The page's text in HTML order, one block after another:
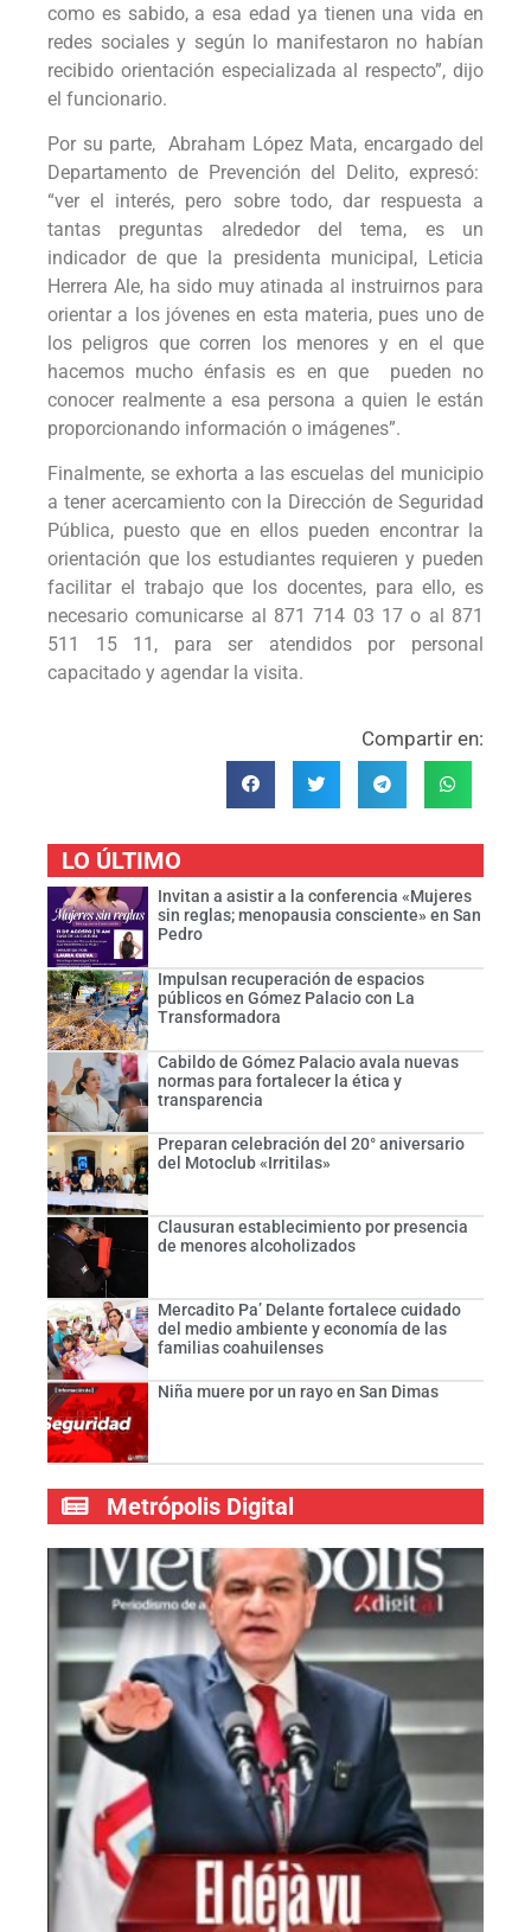
como es sabido, a esa edad ya tienen una vida en
redes sociales y según lo manifestaron no habían
recibido orientación especializada al respecto”, dijo
el funcionario.
Por su parte, Abraham López Mata, encargado del
Departamento de Prevención del Delito, expresó:
“ver el interés, pero sobre todo, dar respuesta a
tantas preguntas alrededor del tema, es un
indicador de que la presidenta municipal, Leticia
Herrera Ale, ha sido muy atinada al instruirnos para
orientar a los jóvenes en esta materia, pues uno de
los peligros que corren los menores y en el que
hacemos mucho énfasis es en que pueden no
conocer realmente a esa persona a quien le están
proporcionando información o imágenes”.
Finalmente, se exhorta a las escuelas del municipio
a tener acercamiento con la Dirección de Seguridad
Pública, puesto que en ellos pueden encontrar la
orientación que los estudiantes requieren y pueden
facilitar el trabajo que los docentes, para ello, es
necesario comunicarse al 871 714 03 17 o al 871
511 15 11, para ser atendidos por personal
capacitado y agendar la visita.
Compartir en:
LO ÚLTIMO
Invitan a asistir a la conferencia «Mujeres
sin reglas; menopausia consciente» en San
Pedro
Impulsan recuperación de espacios
públicos en Gómez Palacio con La
Transformadora
Cabildo de Gómez Palacio avala nuevas
normas para fortalecer la ética y
transparencia
Preparan celebración del 20° aniversario
del Motoclub «Irritilas»
Clausuran establecimiento por presencia
de menores alcoholizados
Mercadito Pa’ Delante fortalece cuidado
del medio ambiente y economía de las
familias coahuilenses
Niña muere por un rayo en San Dimas
Metrópolis Digital